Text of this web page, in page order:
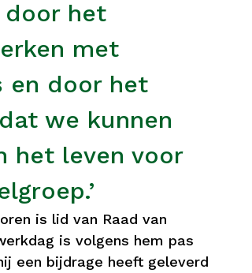
door het
met
en door het
we kunnen
het leven voor
is lid van Raad van
is volgens hem pas
een bijdrage heeft geleverd